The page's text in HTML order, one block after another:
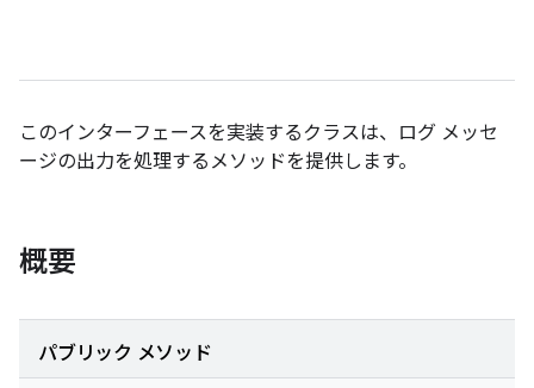
このインターフェースを実装するクラスは、ログ メッセ
ージの出力を処理するメソッドを提供します。
概要
パブリック メソッド